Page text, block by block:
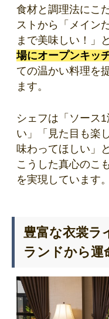
食材と調理法にこ
ストから「メイン
まで美味しい！」
場にオープンキッ
ての温かい料理を
ます。
シェフは「ソース
い」「見た目も楽
味わってほしい」
こうした真心のこ
を実現しています。
豊富な衣裳ラ
ランドから運